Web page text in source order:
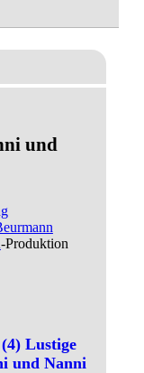
und
-Produktion
Lustige
und Nanni